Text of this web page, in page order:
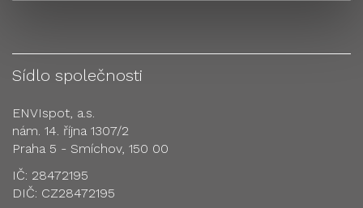
Sídlo společnosti
ENVIspot, a.s.
nám. 14. října 1307/2
Praha 5 - Smíchov, 150 00
IČ: 28472195
DIČ: CZ28472195